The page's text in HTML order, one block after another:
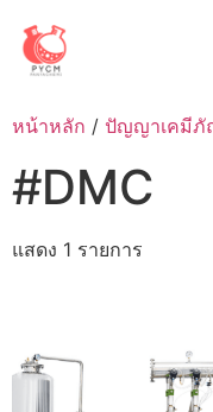
content
หน้าหลัก / ปัญญาเคมี
#DMC
แสดง 1 รายการ